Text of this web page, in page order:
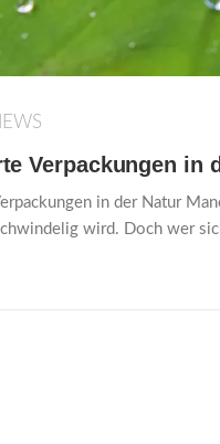
Verpackungen in
in der Natur
wird. Doch wer